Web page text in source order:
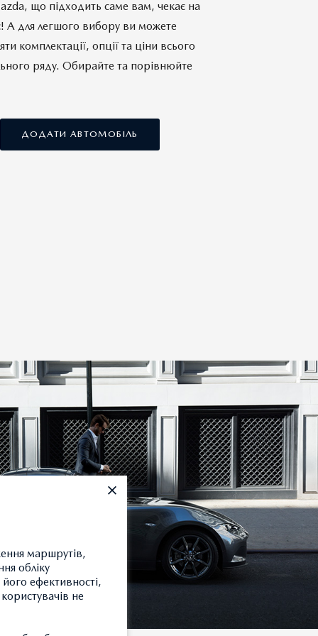
що підходить саме вам, чекає на
А для легшого вибору ви можете
комплектації, опції та ціни всього
ряду. Обирайте та порівнюйте
ДОДАТИ АВТОМОБІЛЬ
маршрутів,
обліку
ефективності,
не